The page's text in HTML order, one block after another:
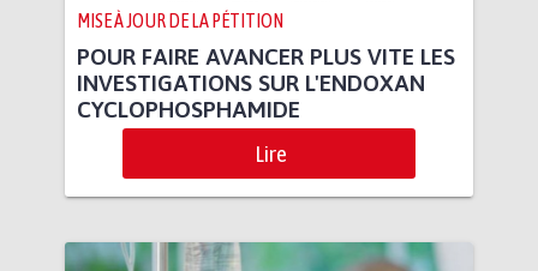
MISE À JOUR DE LA PÉTITION
POUR FAIRE AVANCER PLUS VITE LES
INVESTIGATIONS SUR L'ENDOXAN
CYCLOPHOSPHAMIDE
Lire